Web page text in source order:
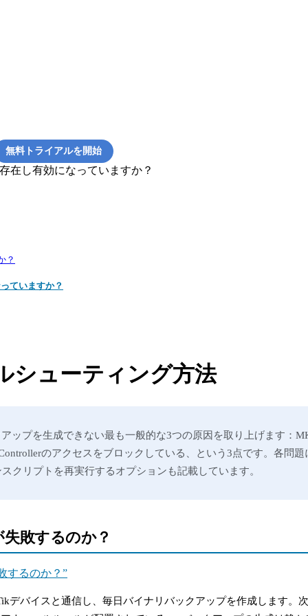
無料トライアルを開始
在し有効になっていますか？
？
ていますか？
シューティング方法
ップを生成できない最も一般的な3つの原因を取り上げます：
のアクセスをブロックしている、という3点です。各問
クリプトを再実行するオプションも記載しています。
敗するのか？
するのか？”
デバイスと通信し、毎日バイナリバックアップを作成します